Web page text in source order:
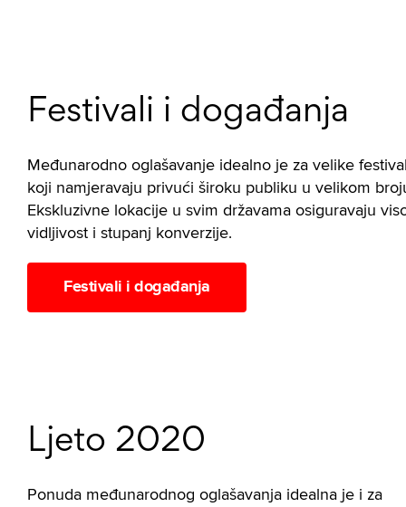
Festivali i događanja
Međunarodno oglašavanje idealno je za velike
koji namjeravaju privući široku publiku u velikom
Ekskluzivne lokacije u svim državama osiguravaju
vidljivost i stupanj konverzije.
Festivali i događanja
Ljeto 2020
Ponuda međunarodnog oglašavanja idealna je i za